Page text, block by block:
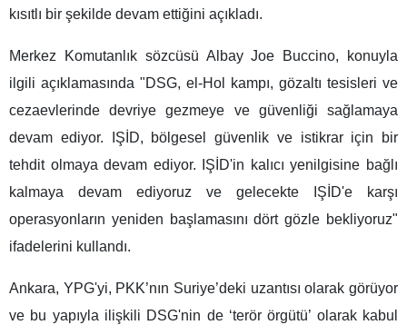
kısıtlı bir şekilde devam ettiğini açıkladı.
Merkez Komutanlık sözcüsü Albay Joe Buccino, konuyla
ilgili açıklamasında "DSG, el-Hol kampı, gözaltı tesisleri ve
cezaevlerinde devriye gezmeye ve güvenliği sağlamaya
devam ediyor. IŞİD, bölgesel güvenlik ve istikrar için bir
tehdit olmaya devam ediyor. IŞİD'in kalıcı yenilgisine bağlı
kalmaya devam ediyoruz ve gelecekte IŞİD'e karşı
operasyonların yeniden başlamasını dört gözle bekliyoruz"
ifadelerini kullandı.
Ankara, YPG'yi, PKK’nın Suriye’deki uzantısı olarak görüyor
ve bu yapıyla ilişkili DSG'nin de ‘terör örgütü’ olarak kabul